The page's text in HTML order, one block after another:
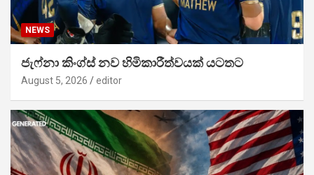
NEWS
ජැෆ්නා කිංග්ස් නව හිමිකාරීත්වයක් යටතට
August 5, 2026 editor